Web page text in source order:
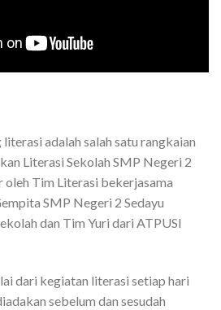
adalah salah satu rangkaian
Literasi Sekolah SMP Negeri 2
oleh Tim Literasi bekerjasama
SMP Negeri 2 Sedayu
dan Tim Yuri dari ATPUSI
dari kegiatan literasi setiap hari
sebelum dan sesudah